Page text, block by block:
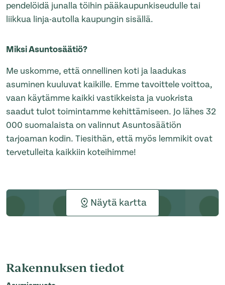
pendelöidä junalla töihin pääkaupunkiseudulle tai
liikkua linja-autolla kaupungin sisällä.
Miksi Asuntosäätiö?
Me uskomme, että onnellinen koti ja laadukas
asuminen kuuluvat kaikille. Emme tavoittele voittoa,
vaan käytämme kaikki vastikkeista ja vuokrista
saadut tulot toimintamme kehittämiseen. Jo lähes 32
000 suomalaista on valinnut Asuntosäätiön
tarjoaman kodin. Tiesithän, että myös lemmikit ovat
tervetulleita kaikkiin koteihimme!
Näytä kartta
Rakennuksen tiedot